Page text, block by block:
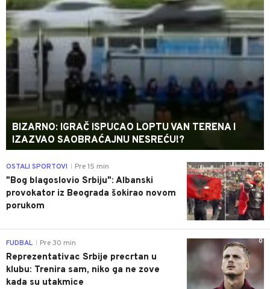
BIZARNO: IGRAČ ISPUCAO LOPTU VAN TERENA I
IZAZVAO SAOBRAĆAJNU NESREĆU!?
0
OSTALI SPORTOVI Pre 15 min
"Bog blagoslovio Srbiju": Albanski
provokator iz Beograda šokirao novom
porukom
0
FUDBAL Pre 30 min
Reprezentativac Srbije precrtan u
klubu: Trenira sam, niko ga ne zove
kada su utakmice